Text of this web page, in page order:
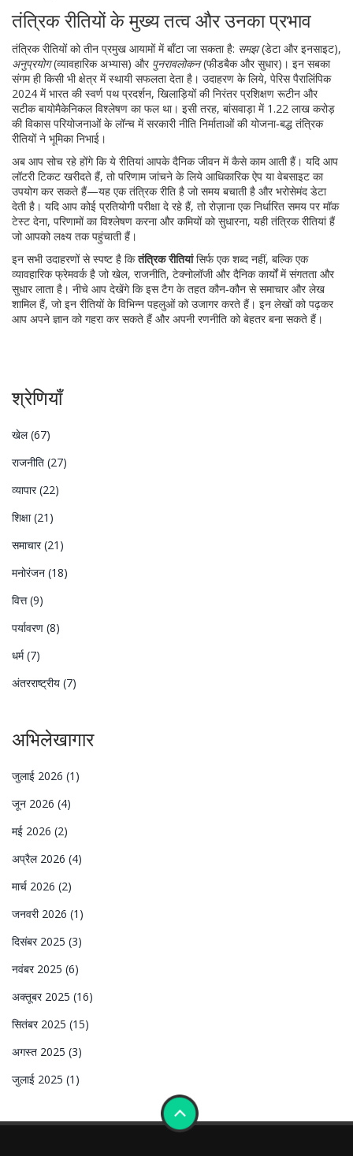
तंत्रिक रीतियों के मुख्य तत्व और उनका प्रभाव
तंत्रिक रीतियों को तीन प्रमुख आयामों में बाँटा जा सकता है: समझ(डेटा और इनसाइट),
अनुप्रयोग(व्यावहारिक अभ्यास) और पुनरावलोकन(फीडबैक और सुधार)। इन सबका
संगम ही किसी भी क्षेत्र में स्थायी सफलता देता है। उदाहरण के लिये, पेरिस पैरालिंपिक
2024 में भारत की स्वर्ण पथ प्रदर्शन, खिलाड़ियों की निरंतर प्रशिक्षण रूटीन और
सटीक बायोमैकेनिकल विश्लेषण का फल था। इसी तरह, बांसवाड़ा में 1.22 लाख करोड़
की विकास परियोजनाओं के लॉन्च में सरकारी नीति निर्माताओं की योजना‑बद्ध तंत्रिक
रीतियों ने भूमिका निभाई।
अब आप सोच रहे होंगे कि ये रीतियां आपके दैनिक जीवन में कैसे काम आती हैं। यदि आप
लॉटरी टिकट खरीदते हैं, तो परिणाम जांचने के लिये आधिकारिक ऐप या वेबसाइट का
उपयोग कर सकते हैं—यह एक तंत्रिक रीति है जो समय बचाती है और भरोसेमंद डेटा
देती है। यदि आप कोई प्रतियोगी परीक्षा दे रहे हैं, तो रोज़ाना एक निर्धारित समय पर मॉक
टेस्ट देना, परिणामों का विश्लेषण करना और कमियों को सुधारना, यही तंत्रिक रीतियां हैं
जो आपको लक्ष्य तक पहुंचाती हैं।
इन सभी उदाहरणों से स्पष्ट है कितंत्रिक रीतियांसिर्फ एक शब्द नहीं, बल्कि एक
व्यावहारिक फ्रेमवर्क है जो खेल, राजनीति, टेक्नोलॉजी और दैनिक कार्यों में संगतता और
सुधार लाता है। नीचे आप देखेंगे कि इस टैग के तहत कौन‑कौन से समाचार और लेख
शामिल हैं, जो इन रीतियों के विभिन्न पहलुओं को उजागर करते हैं। इन लेखों को पढ़कर
आप अपने ज्ञान को गहरा कर सकते हैं और अपनी रणनीति को बेहतर बना सकते हैं।
श्रेणियाँ
खेल(67)
राजनीति (27)
व्यापार(22)
शिक्षा(21)
समाचार(21)
मनोरंजन (18)
वित्त(9)
पर्यावरण (8)
धर्म(7)
अंतरराष्ट्रीय (7)
अभिलेखागार
जुलाई 2026 (1)
जून 2026 (4)
मई 2026 (2)
अप्रैल 2026 (4)
मार्च 2026 (2)
जनवरी 2026 (1)
दिसंबर 2025 (3)
नवंबर 2025 (6)
अक्तूबर 2025 (16)
सितंबर 2025 (15)
अगस्त 2025 (3)
जुलाई 2025 (1)